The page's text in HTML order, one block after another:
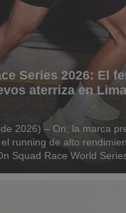
Series 2026: El
aterriza en
2026) – On, la marca
running de alto
Squad Race World